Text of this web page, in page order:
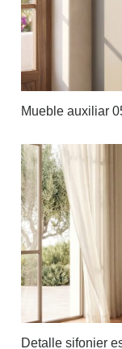
Mueble auxiliar
Detalle sifonier